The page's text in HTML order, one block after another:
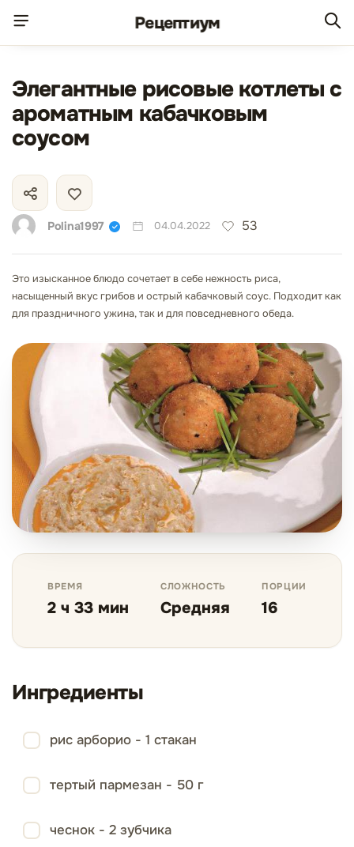
Рецептиум
Элегантные рисовые котлеты с
ароматным кабачковым
соусом
Polina1997 04.04.2022 53
Это изысканное блюдо сочетает в себе нежность риса,
насыщенный вкус грибов и острый кабачковый соус. Подходит как
для праздничного ужина, так и для повседневного обеда.
ВРЕМЯ
2 ч 33 мин
СЛОЖНОСТЬ
Средняя
ПОРЦИИ
16
Ингредиенты
рис арборио - 1 стакан
тертый пармезан - 50 г
чеснок - 2 зубчика